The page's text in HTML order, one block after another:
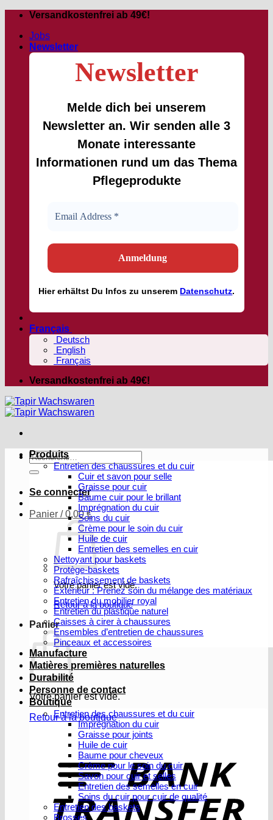
Passer
contenu
Versandkostenfrei ab 49€!
Jobs
Newsletter
Newsletter
Melde dich bei unserem
Newsletter an. Wir senden alle 3
Monate interessante
Informationen rund um das Thema
Pflegeprodukte
Hiererhältst Du Infos zu unserem Datenschutz.
Français
Deutsch
English
Français
Versandkostenfrei ab 49€!
Recherche
pour :
Se connecter
Panier /0,00€
Votre panier est vide.
Retour à la boutique
Panier
Votre panier est vide.
Retour à la boutique
Produits
Entretien des chaussures et du cuir
Cuir et savon pour selle
Graisse pour cuir
Baume cuir pour le brillant
Imprégnation du cuir
Soins du cuir
Crème pour le soin du cuir
Huile de cuir
Entretien des semelles en cuir
Nettoyant pour baskets
Protège-baskets
Rafraîchissement de baskets
Extérieur : Prenez soin du mélange des matériaux
Entretien du mobilier royal
Entretien du plastique naturel
Caisses à cirer à chaussures
Ensembles d’entretien de chaussures
Pinceaux et accessoires
Manufacture
Matières premières naturelles
Durabilité
Personne de contact
Boutique
Entretien des chaussures et du cuir
Imprégnation du cuir
Graisse pour joints
Huile de cuir
Baume pour cheveux
Crème pour le soin du cuir
Savon pour cuir et selles
Entretien des semelles en cuir
Soins du cuir pour cuir de qualité
Entretien des baskets
Brosses